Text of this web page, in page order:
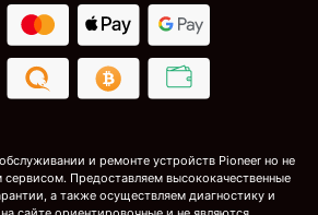
и ремонте устройств Pioneer но не
Предоставляем высококачественные
а также осуществляем диагностику и